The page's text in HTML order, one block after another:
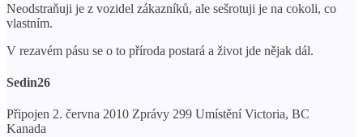
Neodstraňuji je z vozidel zákazníků, ale sešrotuji je na cokoli, co
vlastním.
V rezavém pásu se o to příroda postará a život jde nějak dál.
Sedin26
Připojen 2. června 2010 Zprávy 299 Umístění Victoria, BC
Kanada